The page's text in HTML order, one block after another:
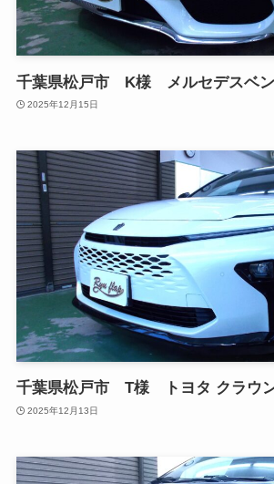
千葉県松戸市 K様 メルセデスベン
2025年12月15日
千葉県松戸市 T様 トヨタ クラウ
2025年12月13日